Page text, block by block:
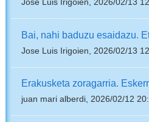
Jose Luis Irigoien, 2026/02/13
Bai, nahi baduzu esaidazu.
Jose Luis Irigoien, 2026/02/13
Erakusketa zoragarria.
juan mari alberdi, 2026/02/12